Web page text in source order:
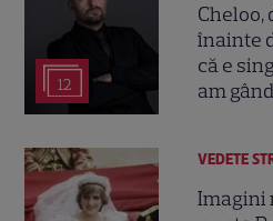
12
înainte
că e
am
VEDETE
Imagini